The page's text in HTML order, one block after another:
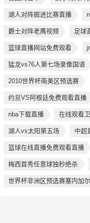
湖人对阵掘进比赛直播
爵士对阵老鹰视频 足球
篮球直播网站免费观看
猛龙vs76人第七场录像国语
2010世界杯南美区预选赛
约旦VS阿根廷免费观看直播
nba下载直播 在线观看
湖人vs太阳第五场 中超
篮球在线直播免费观看直播
梅西首秀任意球独秒绝杀
世界杯非洲区预选赛塞内加尔